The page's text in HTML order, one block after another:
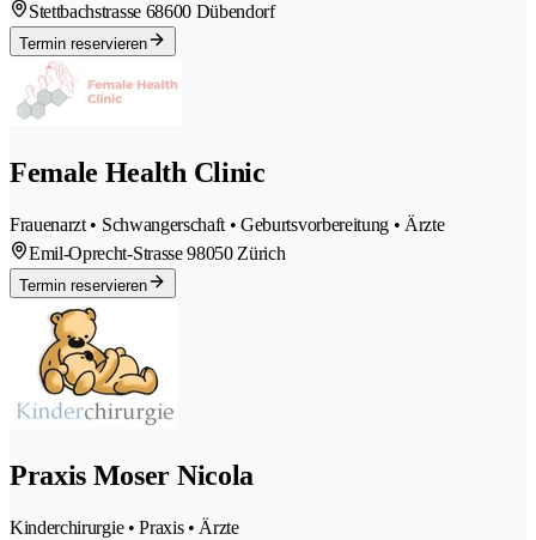
Stettbachstrasse 68600 Dübendorf
Termin reservieren
Female Health Clinic
Frauenarzt • Schwangerschaft • Geburtsvorbereitung • Ärzte
Emil-Oprecht-Strasse 98050 Zürich
Termin reservieren
Praxis Moser Nicola
Kinderchirurgie • Praxis • Ärzte